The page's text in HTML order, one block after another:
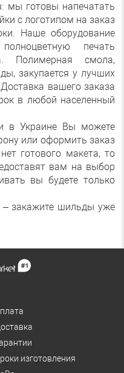
мы готовы напечатать
с логотипом на заказ
Наше оборудование
печать
Полимерная смола,
закупается у лучших
вашего заказа
в любой населенный
в Украине Вы можете
или оформить заказ
готового макета, то
вам на выбор
вы будете только
– закажите шильды уже
изготовления